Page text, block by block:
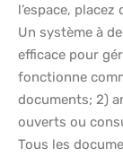
l’espace,
Un système à
efficace pour
fonctionne
documents; 2)
ouverts ou
Tous les